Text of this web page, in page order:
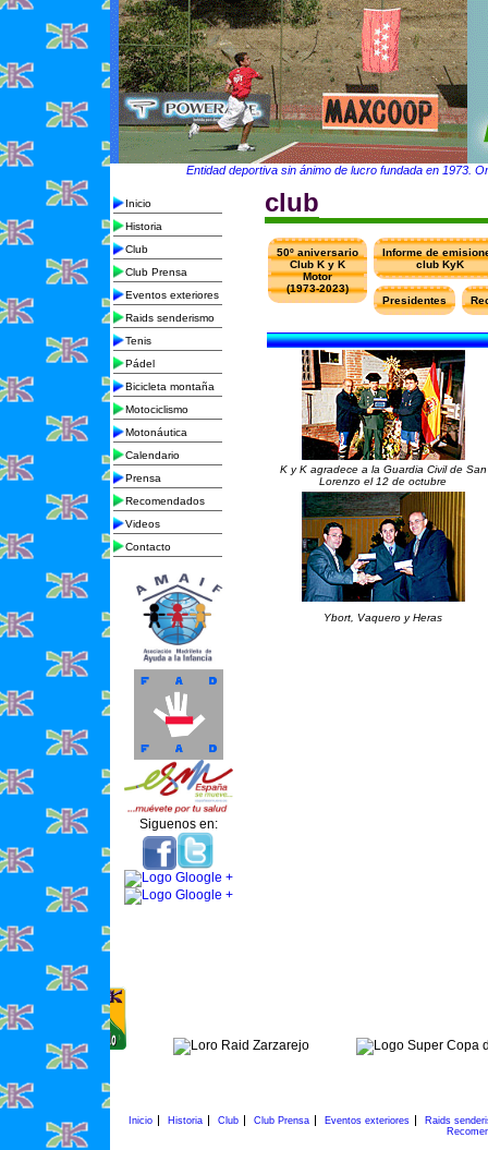
Entidad deportiva sin ánimo de lucro fundada en 1973.
Inicio
Historia
Club
Club Prensa
Eventos exteriores
Raids senderismo
Tenis
Pádel
Bicicleta montaña
Motociclismo
Motonáutica
Calendario
Prensa
Recomendados
Videos
Contacto
Siguenos en:
club
50º aniversario
Club K y K
Motor
(1973-2023)
Informe de
club KyK
Presidentes
K y K agradece a la Guardia Civil de San
Lorenzo el 12 de octubre
Ybort, Vaquero y Heras
Inicio Historia Club Club Prensa Eventos exteriores
Raids